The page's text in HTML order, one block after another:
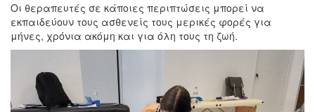
Οι θεραπευτές σε κάποιες περιπτώσεις μπορεί να
εκπαιδεύουν τους ασθενείς τους μερικές φορές για
μήνες, χρόνια ακόμη και για όλη τους τη ζωή.